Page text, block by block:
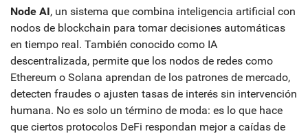
Node AI, un sistema que combina inteligencia artificial con
nodos de blockchain para tomar decisiones automáticas
en tiempo real. También conocido como IA
descentralizada, permite que los nodos de redes como
Ethereum o Solana aprendan de los patrones de mercado,
detecten fraudes o ajusten tasas de interés sin intervención
humana. No es solo un término de moda: es lo que hace
que ciertos protocolos DeFi respondan mejor a caídas de